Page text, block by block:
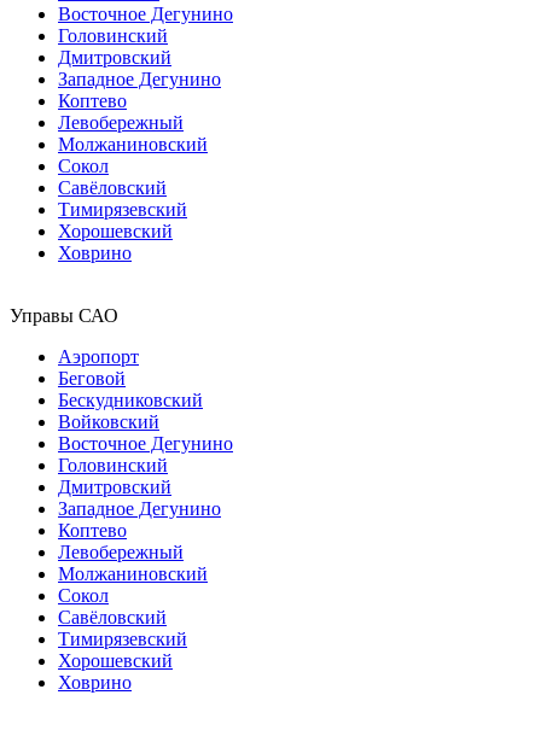
Восточное Дегунино
Головинский
Дмитровский
Западное Дегунино
Коптево
Левобережный
Молжаниновский
Сокол
Савёловский
Тимирязевский
Хорошевский
Ховрино
Управы САО
Аэропорт
Беговой
Бескудниковский
Войковский
Восточное Дегунино
Головинский
Дмитровский
Западное Дегунино
Коптево
Левобережный
Молжаниновский
Сокол
Савёловский
Тимирязевский
Хорошевский
Ховрино